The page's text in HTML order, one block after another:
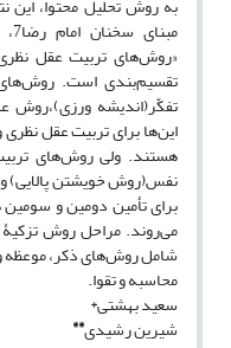
به روش تحلیل محتوا،
«روش‌های تربیت عقل
تقسیم‌بندی است.
تفکّر(اندیشه ورزی)،روش
این‌ها برای تربیت عقل
هستند. ولی روش‌های
نفس(روش خویشتن پالایی)
برای تأمین دومین و
می‌روند. مراحل روش
شامل روش‌های ذکر، موعظه
محاسبه و تقوا.
سعید بهشتی*
شیرین رشیدی**